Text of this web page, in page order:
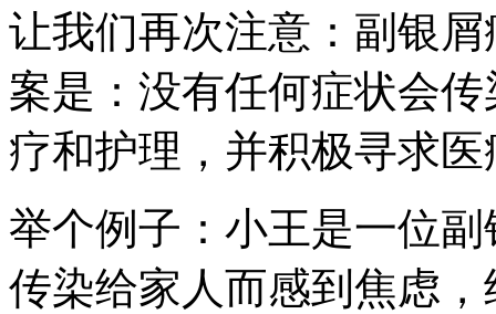
让我们再次注意：副银
案是：没有任何症状会
疗和护理，并积极寻求
举个例子：小王是一位
传染给家人而感到焦虑